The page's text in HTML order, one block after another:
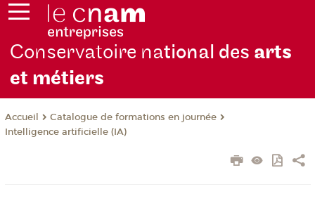
Conservatoire national des arts
et métiers
Accueil
Catalogue de formations en journée
Intelligence artificielle (IA)